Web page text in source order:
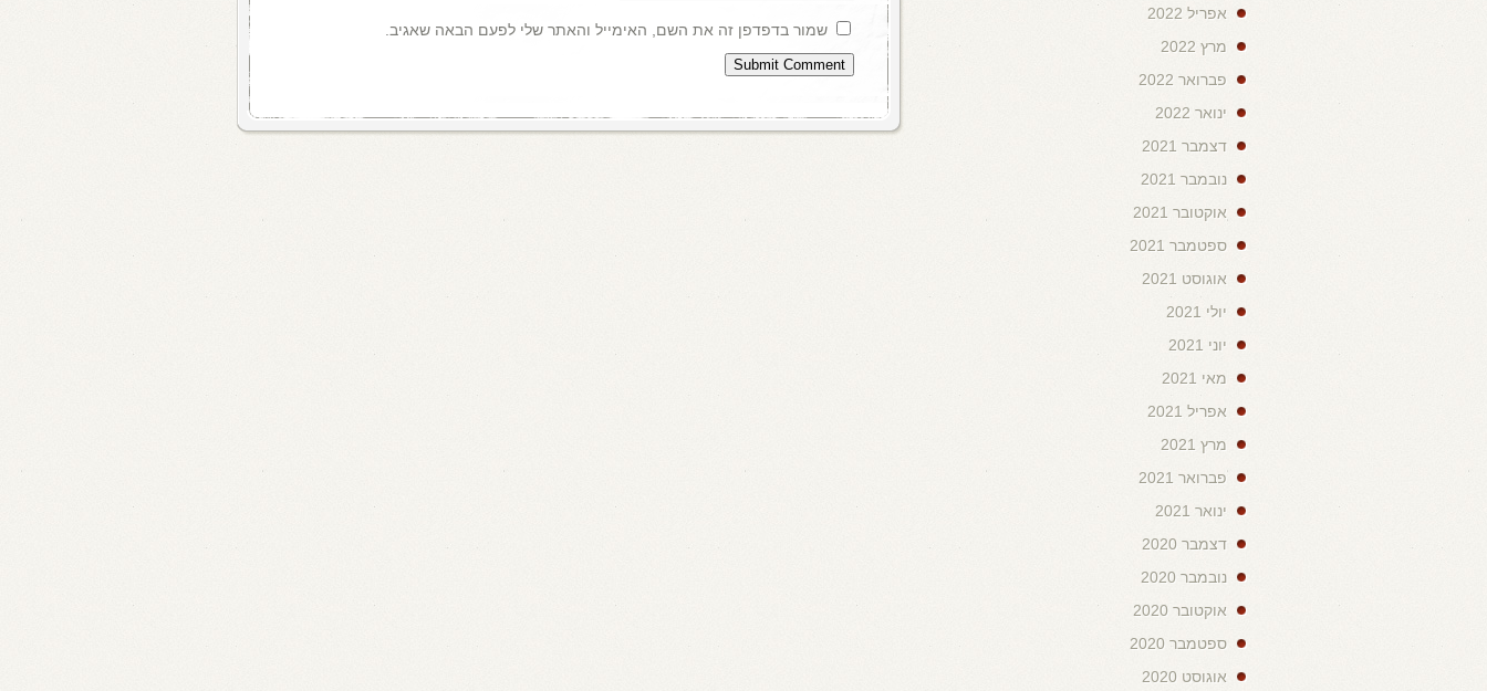
שמור בדפדפן זה את השם, האימייל והאתר שלי לפעם הבאה שאגיב.
אפריל 2022
מרץ 2022
פברואר 2022
ינואר 2022
דצמבר 2021
נובמבר 2021
אוקטובר 2021
ספטמבר 2021
אוגוסט 2021
יולי 2021
יוני 2021
מאי 2021
אפריל 2021
מרץ 2021
פברואר 2021
ינואר 2021
דצמבר 2020
נובמבר 2020
אוקטובר 2020
ספטמבר 2020
אוגוסט 2020